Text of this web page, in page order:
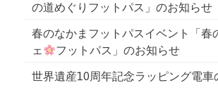
の道めぐりフットパス」のお知らせ
春のなかまフットパスイベント「春
ェ
フットパス」のお知らせ
世界遺産10周年記念ラッピング電車